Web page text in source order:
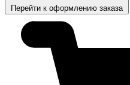
Перейти к оформлению заказа